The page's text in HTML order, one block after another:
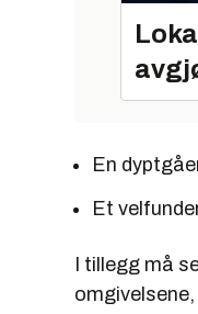
En
Et
I tillegg må